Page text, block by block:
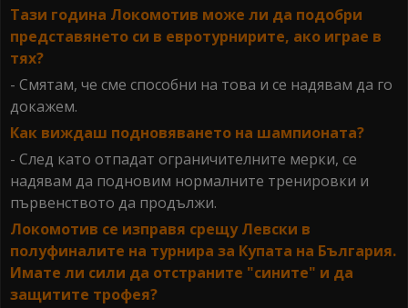
Тази година Локомотив може ли да подобри
представянето си в евротурнирите, ако играе в
тях?
- Смятам, че сме способни на това и се надявам да го
докажем.
Как виждаш подновяването на шампионата?
- След като отпадат ограничителните мерки, се
надявам да подновим нормалните тренировки и
първенството да продължи.
Локомотив се изправя срещу Левски в
полуфиналите на турнира за Купата на България.
Имате ли сили да отстраните "сините" и да
защитите трофея?